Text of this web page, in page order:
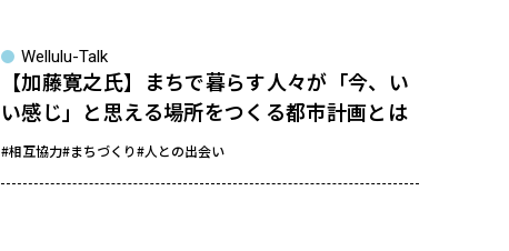
Wellulu-Talk
【加藤寛之氏】まちで暮らす人々が「今、い
い感じ」と思える場所をつくる都市計画とは
#相互協力#まちづくり#人との出会い